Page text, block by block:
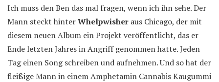
Ich muss den Ben das mal fragen, wenn ich ihn sehe. Der
Mann steckt hinterWhelpwisher aus Chicago, der mit
diesem neuen Album ein Projekt veröffentlicht, das er
Ende letzten Jahres in Angriff genommen hatte. Jeden
Tag einen Song schreiben und aufnehmen. Und so hat der
fleißige Mann in einem Amphetamin Cannabis Kaugummi